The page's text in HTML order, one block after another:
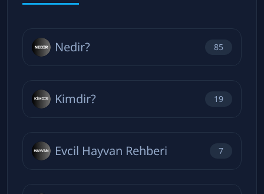
Nedir? 85
Kimdir? 19
Evcil Hayvan Rehberi 7